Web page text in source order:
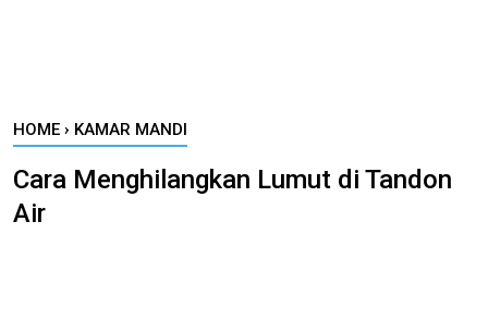
HOME › KAMAR MANDI
Cara Menghilangkan Lumut di Tandon
Air